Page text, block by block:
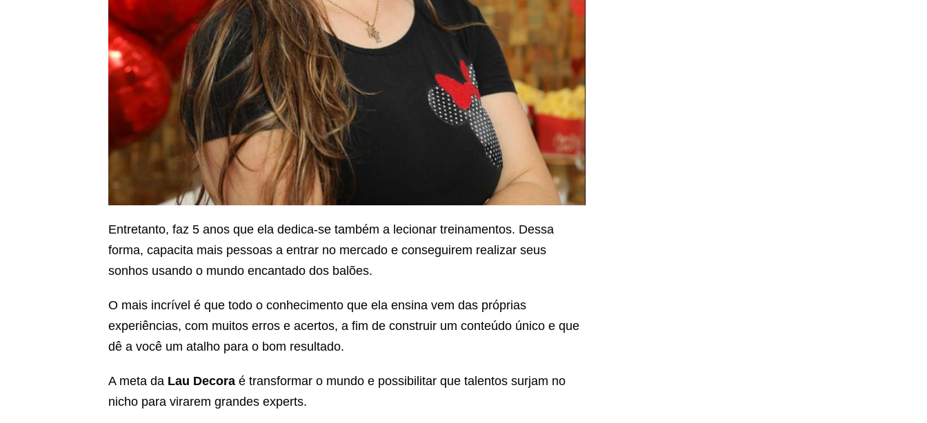
Entretanto, faz 5 anos que ela dedica-se também a lecionar treinamentos. Dessa
forma, capacita mais pessoas a entrar no mercado e conseguirem realizar seus
sonhos usando o mundo encantado dos balões.
O mais incrível é que todo o conhecimento que ela ensina vem das próprias
experiências, com muitos erros e acertos, a fim de construir um conteúdo único e que
dê a você um atalho para o bom resultado.
A meta da Lau Decora é transformar o mundo e possibilitar que talentos surjam no
nicho para virarem grandes experts.